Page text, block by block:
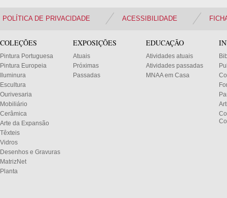
POLÍTICA DE PRIVACIDADE ACESSIBILIDADE
COLEÇÕES
Pintura Portuguesa
Pintura Europeia
Iluminura
Escultura
Ourivesaria
Mobiliário
Cerâmica
Arte da Expansão
Têxteis
Vidros
Desenhos e Gravuras
MatrizNet
Planta
EXPOSIÇÕES
Atuais
Próximas
Passadas
EDUCAÇÃO
Atividades atuais
Atividades passadas
MNAA em Casa